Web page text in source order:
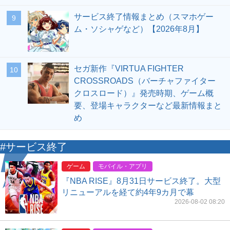
9
サービス終了情報まとめ（スマホゲー
ム・ソシャゲなど）【2026年8月】
10
セガ新作『VIRTUA FIGHTER
CROSSROADS（バーチャファイター
クロスロード）』発売時期、ゲーム概
要、登場キャラクターなど最新情報まと
め
#サービス終了
ゲーム モバイル・アプリ
『NBA RISE』8月31日サービス終了。大型
リニューアルを経て約4年9カ月で幕
2026-08-02 08:20